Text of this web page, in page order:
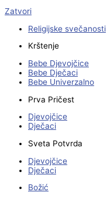
Zatvori
Religijske svečanosti
Krštenje
Bebe Djevojčice
Bebe Dječaci
Bebe Univerzalno
Prva Pričest
Djevojčice
Dječaci
Sveta Potvrda
Djevojčice
Dječaci
Božić